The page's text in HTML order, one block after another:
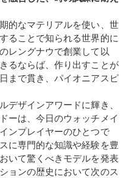
的なマテリアルを使い、世
ることで知られる世界的に
レングナウで創業して以
るならば、作り出すことが
まで貫き、パイオニアスピ
デザインアワードに輝き、
ーは、今日のウォッチメイ
ンプレイヤーのひとつで
に専門的な知識や経験を豊
いて驚くべきモデルを発表
ョンの歴史において次のス